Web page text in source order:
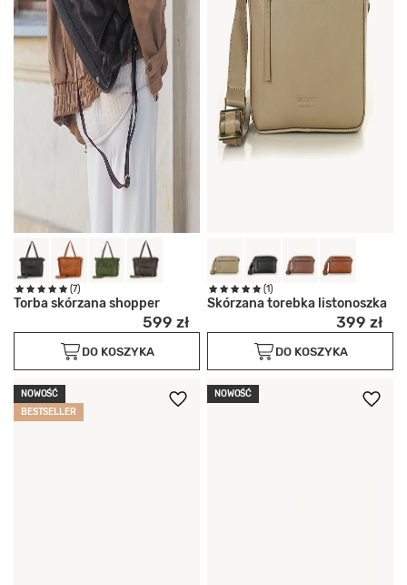
(7)
Torba skórzana shopper
599 zł
DO KOSZYKA
(1)
Skórzana torebka listonoszka
399 zł
DO KOSZYKA
NOWOŚĆ
BESTSELLER
NOWOŚĆ